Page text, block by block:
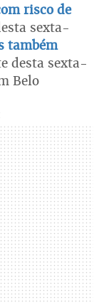
risco de
sexta-
também
desta sexta-
Belo